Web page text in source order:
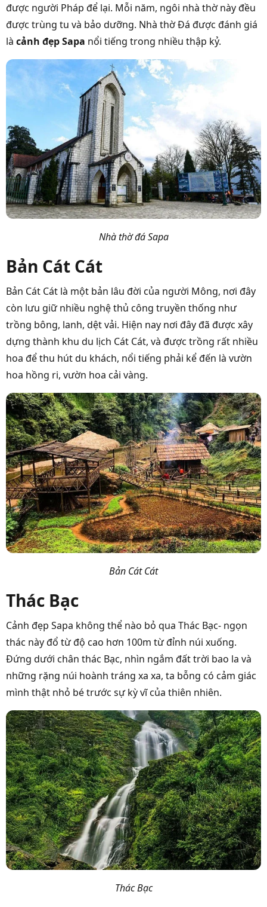
được người Pháp để lại. Mỗi năm, ngôi nhà thờ này đều
được trùng tu và bảo dưỡng. Nhà thờ Đá được đánh giá
là cảnh đẹp Sapa nổi tiếng trong nhiều thập kỷ.
Nhà thờ đá Sapa
Bản Cát Cát
Bản Cát Cát là một bản lâu đời của người Mông, nơi đây
còn lưu giữ nhiều nghệ thủ công truyền thống như
trồng bông, lanh, dệt vải. Hiện nay nơi đây đã được xây
dựng thành khu du lịch Cát Cát, và được trồng rất nhiều
hoa để thu hút du khách, nổi tiếng phải kể đến là vườn
hoa hồng ri, vườn hoa cải vàng.
Bản Cát Cát
Thác Bạc
Cảnh đẹp Sapa không thể nào bỏ qua Thác Bạc- ngọn
thác này đổ từ độ cao hơn 100m từ đỉnh núi xuống.
Đứng dưới chân thác Bạc, nhìn ngắm đất trời bao la và
những rặng núi hoành tráng xa xa, ta bỗng có cảm giác
mình thật nhỏ bé trước sự kỳ vĩ của thiên nhiên.
Thác Bạc